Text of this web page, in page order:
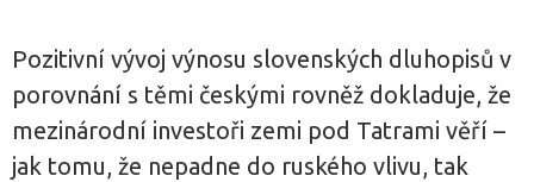
Pozitivní vývoj výnosu slovenských dluhopisů v
porovnání s těmi českými rovněž dokladuje, že
mezinárodní investoři zemi pod Tatrami věří –
jak tomu, že nepadne do ruského vlivu, tak